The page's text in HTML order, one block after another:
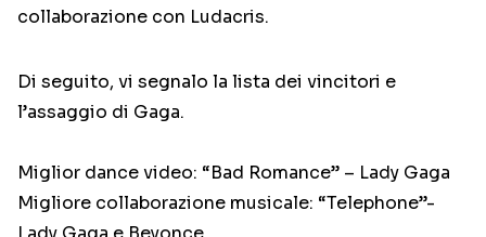
collaborazione con Ludacris.
Di seguito, vi segnalo la lista dei vincitori e
l’assaggio di Gaga.
Miglior dance video: “Bad Romance” – Lady Gaga
Migliore collaborazione musicale: “Telephone”-